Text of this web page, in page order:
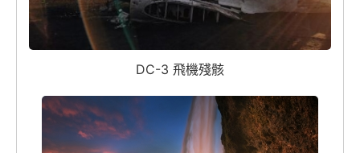
DC-3 飛機殘骸